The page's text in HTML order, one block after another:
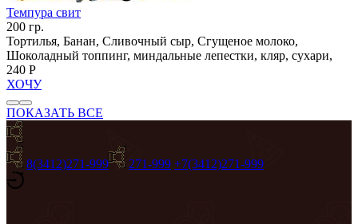
Темпура свит
200 гр.
Тортилья, Банан, Сливочный сыр, Сгущеное молоко,
Шоколадный топпинг, миндальные лепестки, кляр, сухари,
240 Р
ХОЧУ
ПОКАЗАТЬ ВСЕ
8(3412)271-999 271-999 +7(3412)271-999